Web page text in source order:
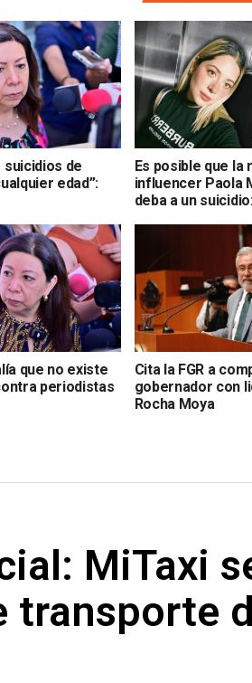
suicidios de
edad”:
Es posible que la
influencer Paola
deba a un
que no existe
periodistas
Cita la FGR a
gobernador con
Rocha Moya
MiTaxi
transporte